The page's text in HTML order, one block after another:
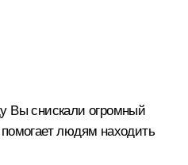
Вы снискали огромный
людям находить